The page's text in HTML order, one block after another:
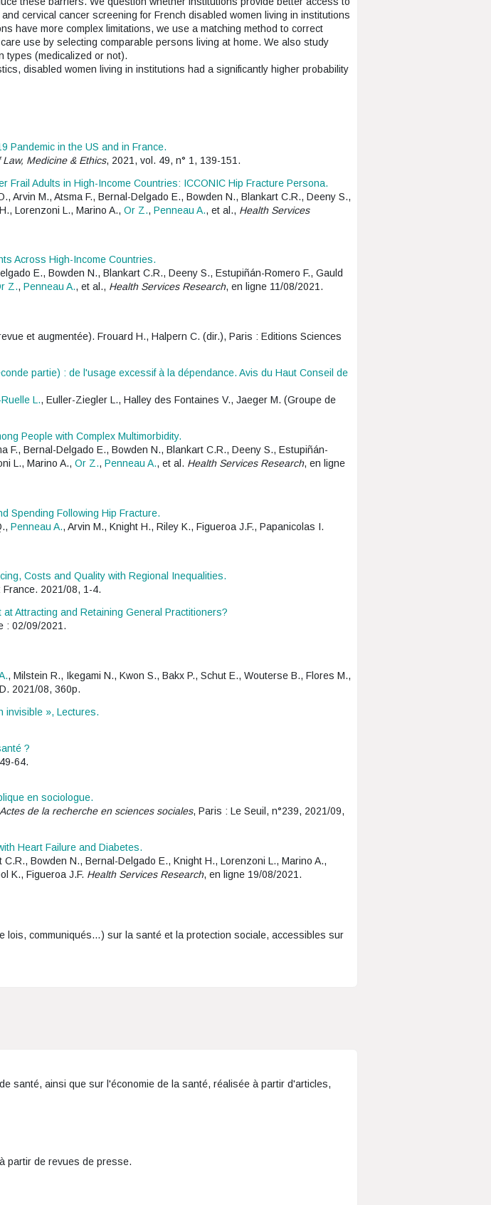
cervical cancer screening for French disabled women living in institutions
have more complex limitations, we use a matching method to correct
use by selecting comparable persons living at home. We also study
types (medicalized or not).
disabled women living in institutions had a significantly higher probability
Pandemic in the US and in France.
Medicine & Ethics, 2021, vol. 49, n° 1, 139-151.
Frail Adults in High-Income Countries: ICCONIC Hip Fracture Persona.
Arvin M., Atsma F., Bernal-Delgado E., Bowden N., Blankart C.R., Deeny S.,
Lorenzoni L., Marino A., Or Z., Penneau A., et al., Health Services
Across High-Income Countries.
E., Bowden N., Blankart C.R., Deeny S., Estupiñán-Romero F., Gauld
Z., Penneau A., et al., Health Services Research, en ligne 11/08/2021.
et augmentée). Frouard H., Halpern C. (dir.), Paris : Editions Sciences
partie) : de l'usage excessif à la dépendance. Avis du Haut Conseil de
L., Euller-Ziegler L., Halley des Fontaines V., Jaeger M. (Groupe de
People with Complex Multimorbidity.
F., Bernal-Delgado E., Bowden N., Blankart C.R., Deeny S., Estupiñán-
L., Marino A., Or Z., Penneau A., et al. Health Services Research, en ligne
Spending Following Hip Fracture.
Penneau A., Arvin M., Knight H., Riley K., Figueroa J.F., Papanicolas I.
Costs and Quality with Regional Inequalities.
France. 2021/08, 1-4.
Attracting and Retaining General Practitioners?
: 02/09/2021.
, Milstein R., Ikegami N., Kwon S., Bakx P., Schut E., Wouterse B., Flores M.,
2021/08, 360p.
invisible », Lectures.
?
64.
en sociologue.
de la recherche en sciences sociales, Paris : Le Seuil, n°239, 2021/09,
Heart Failure and Diabetes.
Bowden N., Bernal-Delgado E., Knight H., Lorenzoni L., Marino A.,
K., Figueroa J.F. Health Services Research, en ligne 19/08/2021.
lois, communiqués…) sur la santé et la protection sociale, accessibles sur
santé, ainsi que sur l'économie de la santé, réalisée à partir d'articles,
partir de revues de presse.